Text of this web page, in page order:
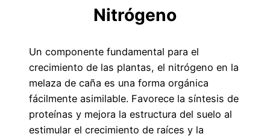
Nitrógeno
Un componente fundamental para el
crecimiento de las plantas, el nitrógeno en la
melaza de caña es una forma orgánica
fácilmente asimilable. Favorece la síntesis de
proteínas y mejora la estructura del suelo al
estimular el crecimiento de raíces y la